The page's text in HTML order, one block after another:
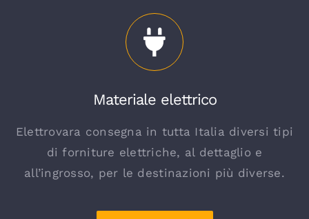
Materiale elettrico
Elettrovara consegna in tutta Italia diversi tipi
di forniture elettriche, al dettaglio e
all’ingrosso, per le destinazioni più diverse.